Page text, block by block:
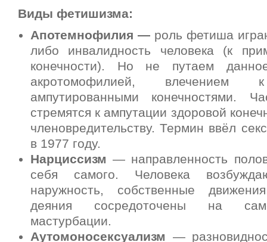
Виды фетишизма:
Апотемнофилия — роль фетиша
либо инвалидность человека (к
конечности). Но не путаем
акротомофилией,
ампутированными конечностями.
стремятся к ампутации здоровой
членовредительству. Термин ввёл
в 1977 году.
Нарциссизм — направленность
себя самого. Человека
наружность, собственные
деяния сосредоточены на
мастурбации.
Аутомоносексуализм —